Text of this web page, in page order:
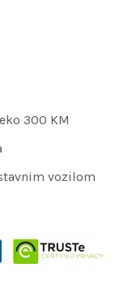
300 KM
vozilom